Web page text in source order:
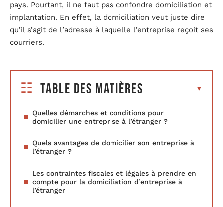
pays. Pourtant, il ne faut pas confondre domiciliation et
implantation. En effet, la domiciliation veut juste dire
qu’il s’agit de l’adresse à laquelle l’entreprise reçoit ses
courriers.
Table des matières
Quelles démarches et conditions pour
domicilier une entreprise à l’étranger ?
Quels avantages de domicilier son entreprise à
l’étranger ?
Les contraintes fiscales et légales à prendre en
compte pour la domiciliation d’entreprise à
l’étranger